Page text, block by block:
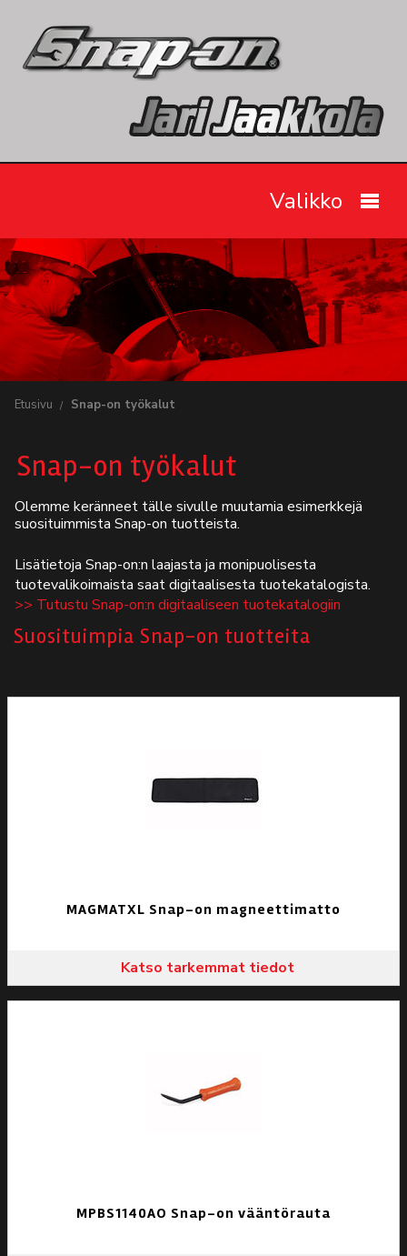
Valikko
Etusivu
Snap-on työkalut
Tarjoukset
Autofrontal
Yhteystiedot
Etusivu Snap-on työkalut
Snap-on työkalut
Olemme keränneet tälle sivulle muutamia esimerkkejä
suosituimmista Snap-on tuotteista.
Lisätietoja Snap-on:n laajasta ja monipuolisesta
tuotevalikoimaista saat digitaalisesta tuotekatalogista.
>> Tutustu Snap-on:n digitaaliseen tuotekatalogiin
Suosituimpia Snap-on tuotteita
MAGMATXL Snap-on magneettimatto
Katso tarkemmat tiedot
MPBS1140AO Snap-on vääntörauta